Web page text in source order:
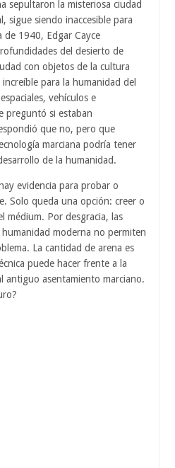
sepultaron la misteriosa ciudad
sigue siendo inaccesible para
de 1940, Edgar Cayce
del desierto de
con objetos de la cultura
para la humanidad del
vehículos e
preguntó si estaban
que no, pero que
marciana podría tener
de la humanidad.
evidencia para probar o
Solo queda una opción: creer o
médium. Por desgracia, las
humanidad moderna no permiten
La cantidad de arena es
puede hacer frente a la
antiguo asentamiento marciano.